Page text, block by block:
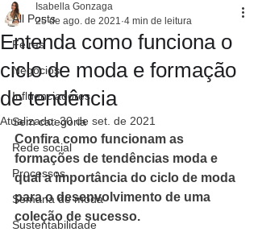
All Posts
Feiras
Negócios
Influenciadores
Sem categoria
Rede social
Processos
Semana de moda
Sustentabilidade
Entenda como funciona o
ciclo de moda e formação
de tendência
Isabella Gonzaga
25 de ago. de 2021 4 min de leitura
Atualizado:30 de set. de 2021
Confira como funcionam as
formações de tendências moda e
qual a importância do ciclo de moda
para o desenvolvimento de uma
coleção de sucesso.